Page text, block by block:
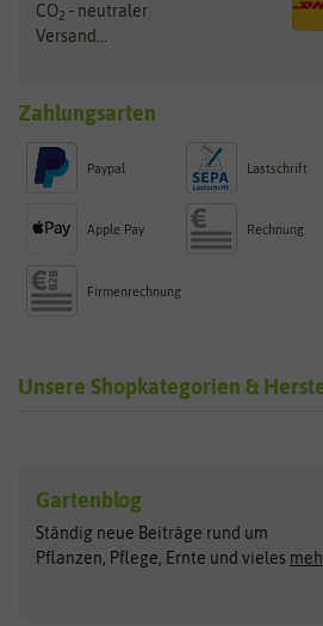
CO2 - neutraler
Versand...
Zahlungsarten
Paypal Lastschrift
Apple Pay Rechnung
Firmenrechnung
Unsere Shopkategorien &
Exotische Samen
Gemüsesamen
Gründünger
Arche Noah
ASB Greenworld
Gartenblog
Ständig neue Beiträge rund um
Pflanzen, Pflege, Ernte und vieles